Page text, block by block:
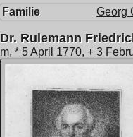
Familie Georg
Dr. Rulemann
m, * 5 April 1770, + 3